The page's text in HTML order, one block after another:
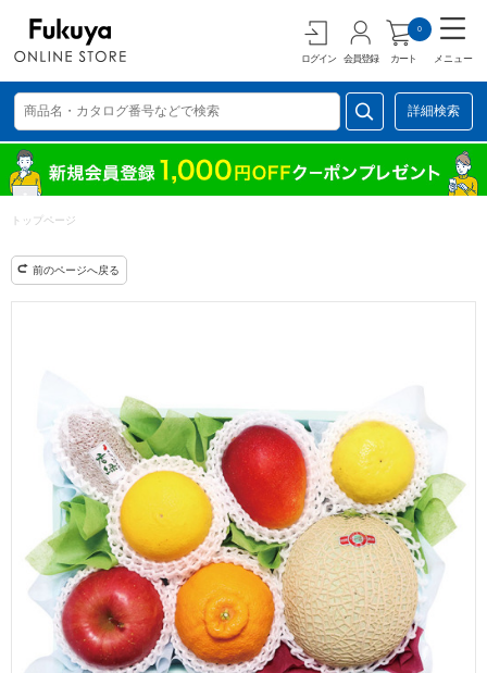
ログイン 会員登録 カート
0
メニュー
詳細検索
トップページ
前のページへ戻る